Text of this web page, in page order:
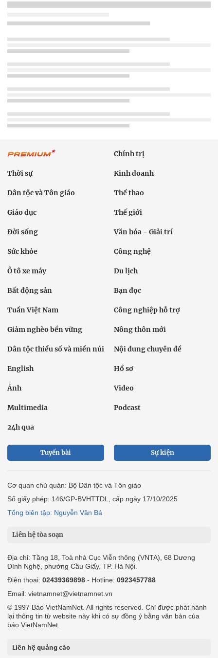
Chính trị
Thời sự Kinh doanh
Dân tộc và Tôn giáo Thể thao
Giáo dục Thế giới
Đời sống Văn hóa - Giải trí
Sức khỏe Công nghệ
Ô tô xe máy Du lịch
Bất động sản Bạn đọc
Tuần Việt Nam Công nghiệp hỗ trợ
Giảm nghèo bền vững Nông thôn mới
Dân tộc thiểu số và miền núi Nội dung chuyên đề
English Hồ sơ
Ảnh Video
Multimedia Podcast
24h qua
Tuyến bài Sự kiện
Cơ quan chủ quản: Bộ Dân tộc và Tôn giáo
Số giấy phép: 146/GP-BVHTTDL, cấp ngày 17/10/2025
Tổng biên tập: Nguyễn Văn Bá
Liên hệ tòa soạn
Địa chỉ: Tầng 18, Toà nhà Cục Viễn thông (VNTA), 68 Dương
Đình Nghệ, phường Cầu Giấy, TP. Hà Nội.
Điện thoại: 02439369898 - Hotline: 0923457788
Email: vietnamnet@vietnamnet.vn
© 1997 Báo VietNamNet. All rights reserved. Chỉ được phát hành
lại thông tin từ website này khi có sự đồng ý bằng văn bản của
báo VietNamNet.
Liên hệ quảng cáo